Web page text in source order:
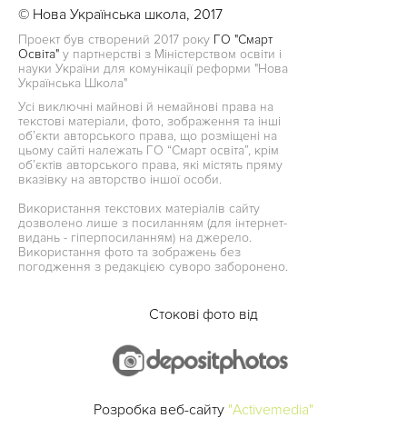
© Нова Українська школа, 2017
Проект був створений 2017 року ГО "Смарт
Освіта" у партнерстві з Міністерством освіти і
науки України для комунікації реформи "Нова
Українська Школа"
Усі виключні майнові й немайнові права на
текстові матеріали, фото, зображення та інші
об’єкти авторського права, що розміщені на
цьому сайті належать ГО “Смарт освіта”, крім
об’єктів авторського права, які містять пряму
вказівку на авторство іншої особи.
Використання текстових матеріалів сайту
дозволено лише з посиланням (для інтернет-
видань - гіперпосиланням) на джерело.
Використання фото та зображень без
погодження з редакцією суворо заборонено.
Стокові фото від
Розробка веб-сайту "Activemedia"